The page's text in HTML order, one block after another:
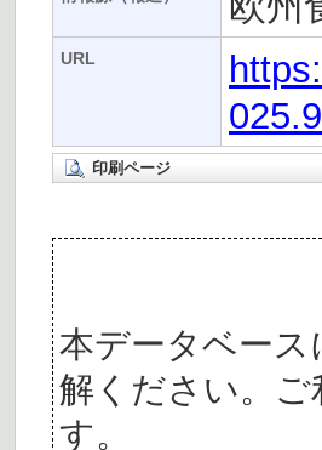
URL
印刷ページ
本データベース
解ください。
す。